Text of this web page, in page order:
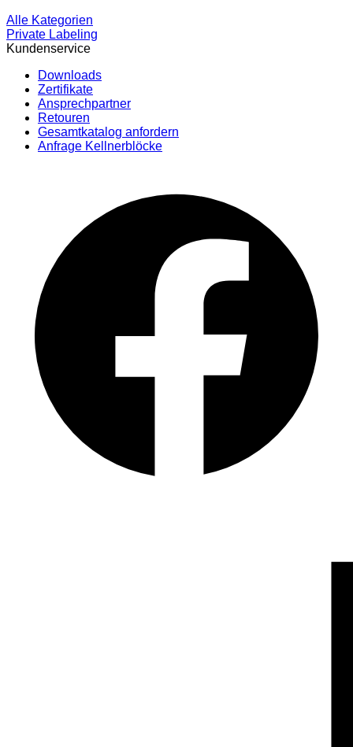
Alle Kategorien
Private Labeling
Kundenservice
Downloads
Zertifikate
Ansprechpartner
Retouren
Gesamtkatalog anfordern
Anfrage Kellnerblöcke